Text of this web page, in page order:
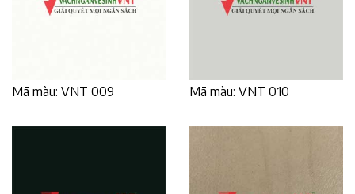
Mã màu: VNT 009 Mã màu: VNT 010